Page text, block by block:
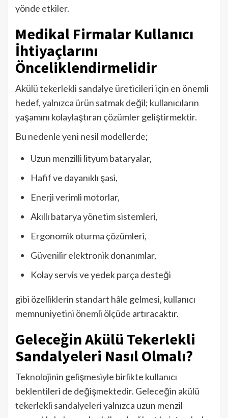
yönde etkiler.
Medikal Firmalar Kullanıcı
İhtiyaçlarını
Önceliklendirmelidir
Akülü tekerlekli sandalye üreticileri için en önemli
hedef, yalnızca ürün satmak değil; kullanıcıların
yaşamını kolaylaştıran çözümler geliştirmektir.
Bu nedenle yeni nesil modellerde;
Uzun menzilli lityum bataryalar,
Hafif ve dayanıklı şasi,
Enerji verimli motorlar,
Akıllı batarya yönetim sistemleri,
Ergonomik oturma çözümleri,
Güvenilir elektronik donanımlar,
Kolay servis ve yedek parça desteği
gibi özelliklerin standart hâle gelmesi, kullanıcı
memnuniyetini önemli ölçüde artıracaktır.
Geleceğin Akülü Tekerlekli
Sandalyeleri Nasıl Olmalı?
Teknolojinin gelişmesiyle birlikte kullanıcı
beklentileri de değişmektedir. Geleceğin akülü
tekerlekli sandalyeleri yalnızca uzun menzil